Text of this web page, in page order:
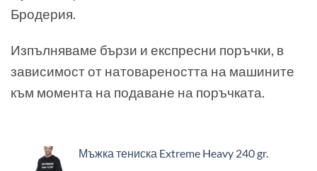
Бродерия.
Изпълняваме бързи и експресни поръчки, в
зависимост от натовареността на машините
към момента на подаване на поръчката.
Мъжка тениска Extreme Heavy 240 gr.